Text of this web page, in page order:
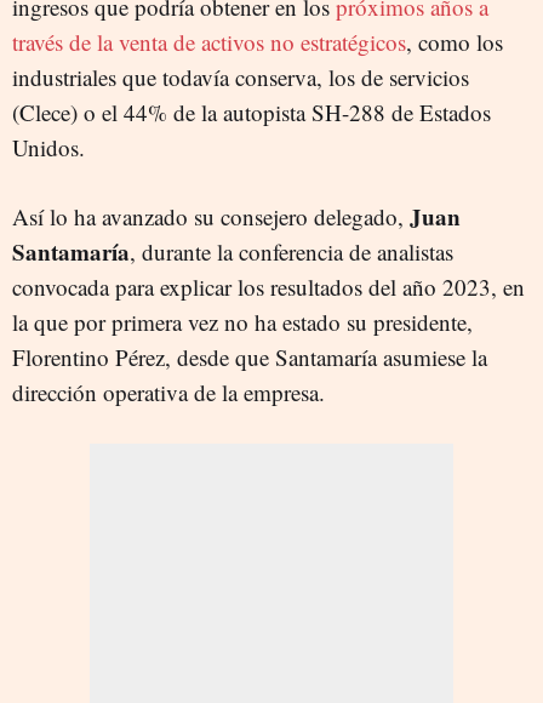
ingresos que podría obtener en los próximos años a
través de la venta de activos no estratégicos, como los
industriales que todavía conserva, los de servicios
(Clece) o el 44% de la autopista SH-288 de Estados
Unidos.
Así lo ha avanzado su consejero delegado, Juan
Santamaría, durante la conferencia de analistas
convocada para explicar los resultados del año 2023, en
la que por primera vez no ha estado su presidente,
Florentino Pérez, desde que Santamaría asumiese la
dirección operativa de la empresa.